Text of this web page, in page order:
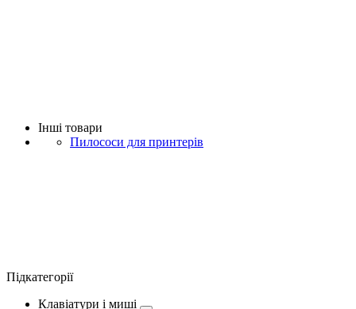
Iнші товари
Пилососи для принтерів
Підкатегорії
Клавіатури і миші